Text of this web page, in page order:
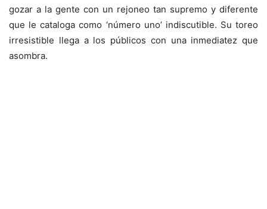
gozar a la gente con un rejoneo tan supremo y diferente
que le cataloga como ‘número uno’ indiscutible. Su toreo
irresistible llega a los públicos con una inmediatez que
asombra.